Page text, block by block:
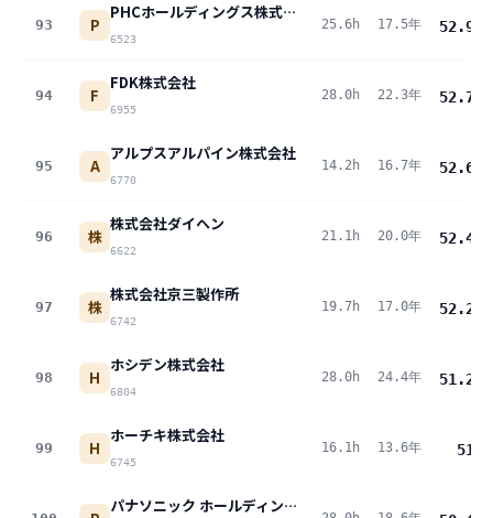
93 P
PHCホールディングス株式会社
6523
25.6h 17.5年 52.9
94 F
FDK株式会社
6955
28.0h 22.3年 52.7
95 A
アルプスアルパイン株式会社
6770
14.2h 16.7年 52.6
96 株
株式会社ダイヘン
6622
21.1h 20.0年 52.4
97 株
株式会社京三製作所
6742
19.7h 17.0年 52.2
98 H
ホシデン株式会社
6804
28.0h 24.4年 51.2
99 H
ホーチキ株式会社
6745
16.1h 13.6年 51
パナソニック ホールディングス株式会社